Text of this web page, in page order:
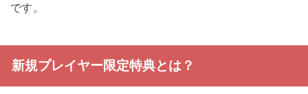
です。
新規プレイヤー限定特典とは？